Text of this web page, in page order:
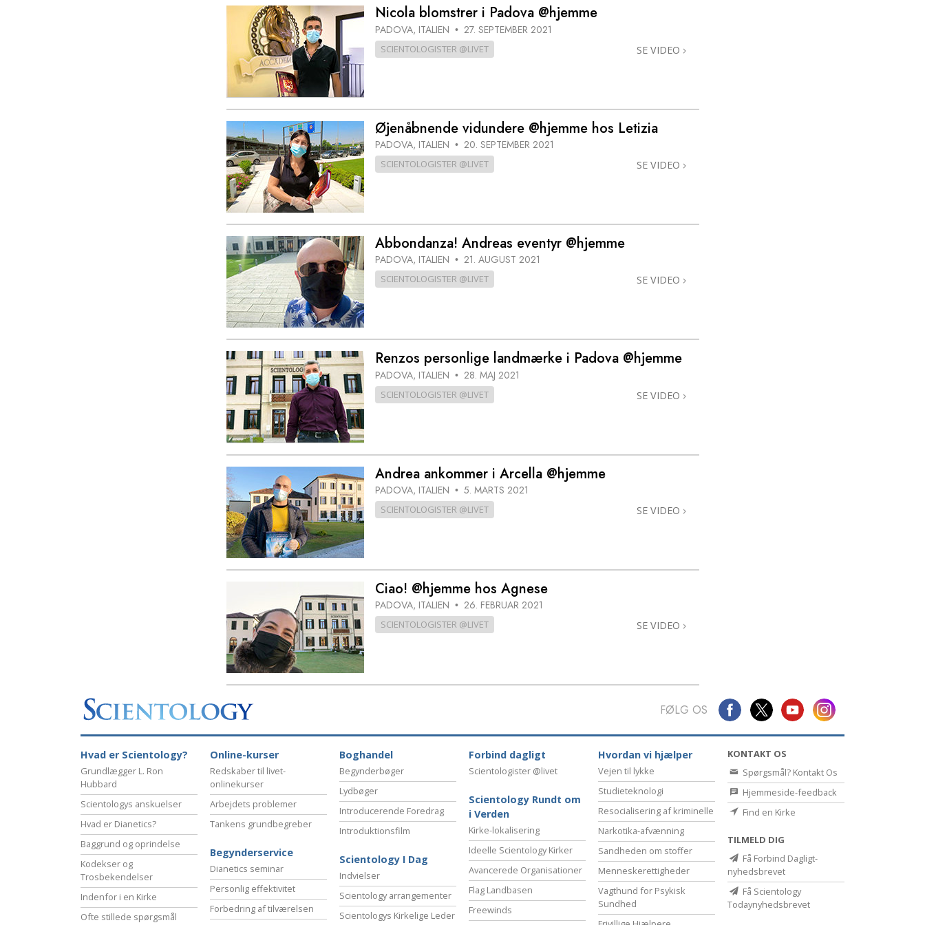
Kærlighed og had –
Hvad er storhed?
Scientology Kirkens Frivillige
Hjælpere
Børn
Etik og tilstandene
Undersøgelser
relations
Studieteknologien
Nicola blomstrer i Padova @hjemme
PADOVA, ITALIEN • 27. SEPTEMBER 2021
SCIENTOLOGISTER @LIVET SE VIDEO
Øjenåbnende vidundere @hjemme hos Letizia
PADOVA, ITALIEN • 20. SEPTEMBER 2021
SCIENTOLOGISTER @LIVET SE VIDEO
Abbondanza! Andreas eventyr @hjemme
PADOVA, ITALIEN • 21. AUGUST 2021
SCIENTOLOGISTER @LIVET SE VIDEO
Renzos personlige landmærke i Padova @hjemme
PADOVA, ITALIEN • 28. MAJ 2021
SCIENTOLOGISTER @LIVET SE VIDEO
Andrea ankommer i Arcella @hjemme
PADOVA, ITALIEN • 5. MARTS 2021
SCIENTOLOGISTER @LIVET SE VIDEO
Ciao! @hjemme hos Agnese
PADOVA, ITALIEN • 26. FEBRUAR 2021
SCIENTOLOGISTER @LIVET SE VIDEO
FØLG OS
Hvad er Scientology?
Grundlægger L. Ron
Hubbard
Scientologys anskuelser
Hvad er Dianetics?
Baggrund og oprindelse
Kodekser og
Trosbekendelser
Indenfor i en Kirke
Ofte stillede spørgsmål
Online-kurser
Redskaber til livet-
onlinekurser
Arbejdets problemer
Tankens grundbegreber
Begynderservice
Dianetics seminar
Personlig effektivitet
Forbedring af tilværelsen
Boghandel
Begynderbøger
Lydbøger
Introducerende Foredrag
Introduktionsfilm
Scientology I Dag
Indvielser
Scientology arrangementer
Scientologys Kirkelige Leder
Forbind dagligt
Scientologister @livet
Scientology Rundt om
i Verden
Kirke-lokalisering
Ideelle Scientology Kirker
Avancerede Organisationer
Flag Landbasen
Freewinds
Hvordan vi hjælper
Vejen til lykke
Studieteknologi
Resocialisering af kriminelle
Narkotika-afvænning
Sandheden om stoffer
Menneske­rettigheder
Vagthund for Psykisk
Sundhed
KONTAKT OS
Spørgsmål? Kontakt Os
Hjemmeside-feedback
Find en Kirke
TILMELD DIG
Få Forbind Dagligt-
nyhedsbrevet
Få Scientology
Todaynyhedsbrevet